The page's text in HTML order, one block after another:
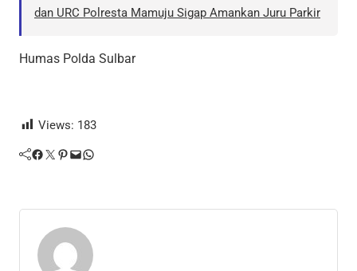
dan URC Polresta Mamuju Sigap Amankan Juru Parkir
Humas Polda Sulbar
Views: 183
Facebook Twitter Pinterest Mail WhatsApp